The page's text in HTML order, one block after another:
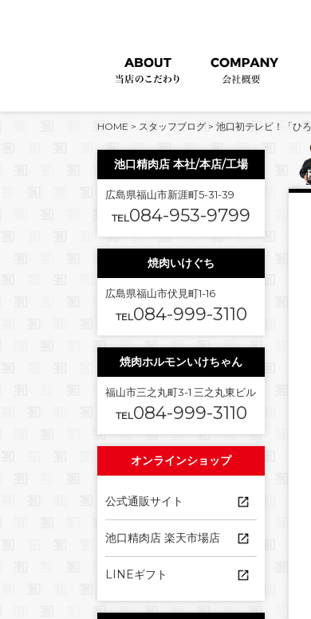
HOME > スタッフブログ > 池口初テレビ！「ひ
池口精肉店 本社/本店/工場
広島県福山市新涯町5-31-39
TEL084-953-9799
焼肉いけぐち
広島県福山市伏見町1-16
TEL084-999-3110
焼肉ホルモンいけちゃん
福山市三之丸町3-1 三之丸東ビル
TEL084-999-3110
オンラインショップ
公式通販サイト
池口精肉店 楽天市場店
LINEギフト